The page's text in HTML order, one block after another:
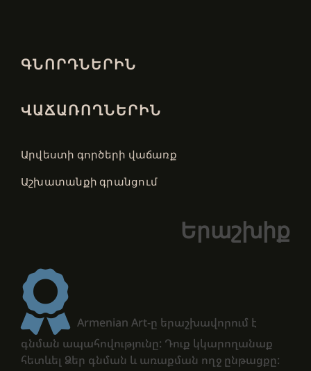
ԳՆՈՐԴՆԵՐԻՆ
ՎԱՃԱՌՈՂՆԵՐԻՆ
Արվեստի գործերի վաճառք
Աշխատանքի գրանցում
Երաշխիք
Armenian Art-ը երաշխավորում է
գնման ապահովությունը: Դուք կկարողանաք
հետևել Ձեր գնման և առաքման ողջ ընթացքը: